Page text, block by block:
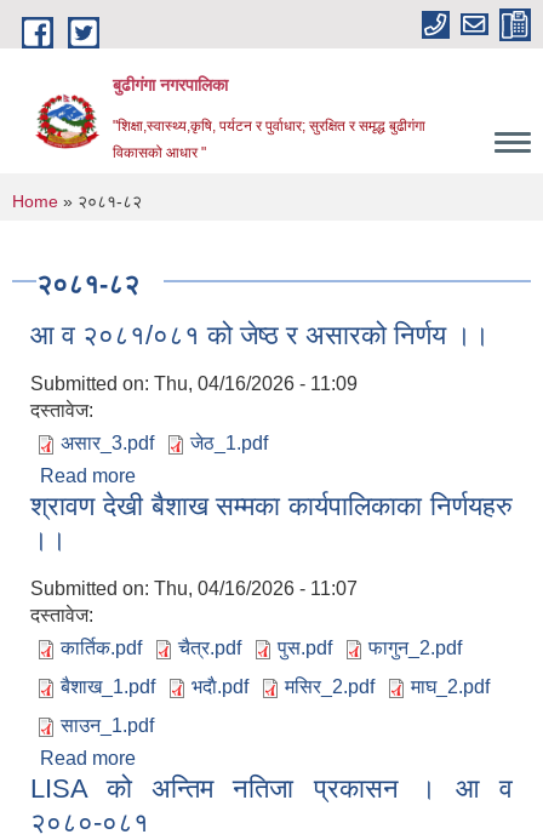
Skip to main content
बुढीगंगा नगरपालिका
"शिक्षा,स्वास्थ्य,कृषि, पर्यटन र पुर्वाधार; सुरक्षित र समृद्ध बुढीगंगा
विकासको आधार "
You are here
Home » २०८१-८२
२०८१-८२
आ व २०८१/०८१ को जेष्ठ र असारको निर्णय ।।
Submitted on: Thu, 04/16/2026 - 11:09
दस्तावेज:
असार_3.pdf
जेठ_1.pdf
Read more
श्रावण देखी बैशाख सम्मका कार्यपालिकाका निर्णयहरु
।।
Submitted on: Thu, 04/16/2026 - 11:07
दस्तावेज:
कार्तिक.pdf
चैत्र.pdf पुस.pdf
फागुन_2.pdf
बैशाख_1.pdf
भदाै.pdf मसिर_2.pdf
माघ_2.pdf
साउन_1.pdf
Read more
।।
LISA को अन्तिम नतिजा प्रकासन । आ व
२०८०-०८१